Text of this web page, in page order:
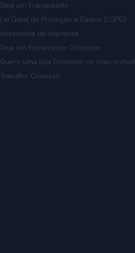
Seja um Franqueado
Lei Geral de Proteção a Dados (LGPD)
Assessoria de Imprensa
Seja um Fornecedor Ortobom
Quero uma loja Ortobom no meu imóvel
Trabalhe Conosco